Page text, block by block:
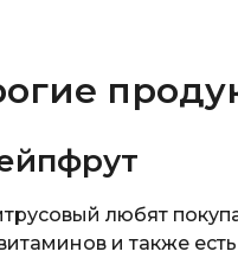
любят
и также